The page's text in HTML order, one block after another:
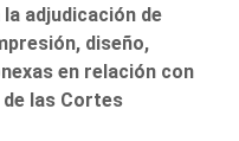
adjudicación de
diseño,
en relación con
las Cortes